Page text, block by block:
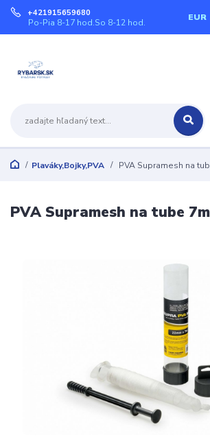
EUR
+421915659680
Po-Pia 8-17 hod.So 8-12 hod.
Plaváky,Bojky,PVA PVA Supramesh na
PVA Supramesh na tube